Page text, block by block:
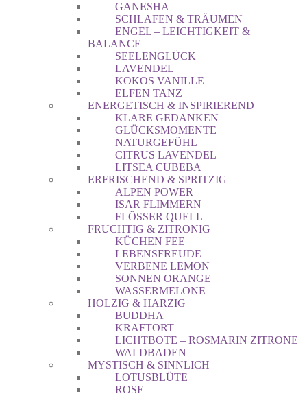
GANESHA
SCHLAFEN & TRÄUMEN
ENGEL – LEICHTIGKEIT &
BALANCE
SEELENGLÜCK
LAVENDEL
KOKOS VANILLE
ELFEN TANZ
ENERGETISCH & INSPIRIEREND
KLARE GEDANKEN
GLÜCKSMOMENTE
NATURGEFÜHL
CITRUS LAVENDEL
LITSEA CUBEBA
ERFRISCHEND & SPRITZIG
ALPEN POWER
ISAR FLIMMERN
FLÖSSER QUELL
FRUCHTIG & ZITRONIG
KÜCHEN FEE
LEBENSFREUDE
VERBENE LEMON
SONNEN ORANGE
WASSERMELONE
HOLZIG & HARZIG
BUDDHA
KRAFTORT
LICHTBOTE – ROSMARIN ZITRONE
WALDBADEN
MYSTISCH & SINNLICH
LOTUSBLÜTE
ROSE